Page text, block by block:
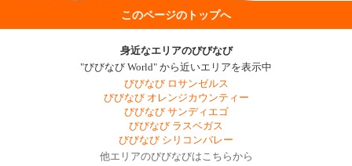
このページのトップへ
身近なエリアのびびなび
"びびなび World" から近いエリアを表示中
びびなび ロサンゼルス
びびなび オレンジカウンティー
びびなび サンディエゴ
びびなび ラスベガス
びびなび シリコンバレー
他エリアのびびなびはこちらから